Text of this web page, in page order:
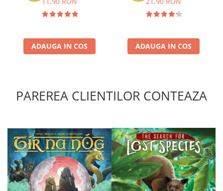
ADAUGA IN COS ADAUGA IN COS
PAREREA CLIENTILOR CONTEAZA